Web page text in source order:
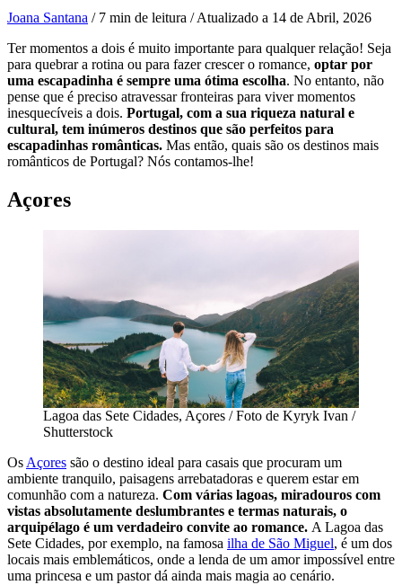
Joana Santana / 7 min de leitura /Atualizado a 14 de Abril, 2026
Ter momentos a dois é muito importante para qualquer relação! Seja
para quebrar a rotina ou para fazer crescer o romance, optar por
uma escapadinha é sempre uma ótima escolha. No entanto, não
pense que é preciso atravessar fronteiras para viver momentos
inesquecíveis a dois. Portugal, com a sua riqueza natural e
cultural, tem inúmeros destinos que são perfeitos para
escapadinhas românticas. Mas então, quais são os destinos mais
românticos de Portugal? Nós contamos-lhe!
Açores
Lagoa das Sete Cidades, Açores / Foto de Kyryk Ivan /
Shutterstock
OsAçores são o destino ideal para casais que procuram um
ambiente tranquilo, paisagens arrebatadoras e querem estar em
comunhão com a natureza. Com várias lagoas, miradouros com
vistas absolutamente deslumbrantes e termas naturais, o
arquipélago é um verdadeiro convite ao romance. A Lagoa das
Sete Cidades, por exemplo, na famosa ilha de São Miguel, é um dos
locais mais emblemáticos, onde a lenda de um amor impossível entre
uma princesa e um pastor dá ainda mais magia ao cenário.